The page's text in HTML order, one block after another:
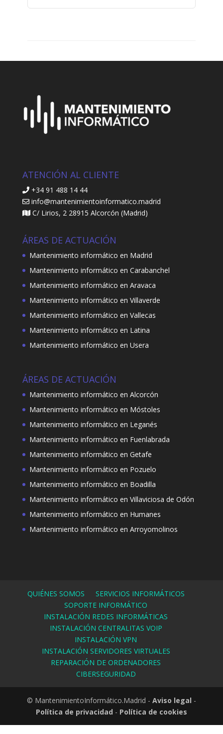
ATENCIÓN AL CLIENTE
+34 91 488 14 44
info@mantenimientoinformatico.madrid
C/ Lirios, 2 28915 Alcorcón (Madrid)
ÁREAS DE ACTUACIÓN
Mantenimiento informático en Madrid
Mantenimiento informático en Carabanchel
Mantenimiento informático en Aravaca
Mantenimiento informático en Villaverde
Mantenimiento informático en Vallecas
Mantenimiento informático en Latina
Mantenimiento informático en Usera
ÁREAS DE ACTUACIÓN
Mantenimiento informático en Alcorcón
Mantenimiento informático en Móstoles
Mantenimiento informático en Leganés
Mantenimiento informático en Fuenlabrada
Mantenimiento informático en Getafe
Mantenimiento informático en Pozuelo
Mantenimiento informático en Boadilla
Mantenimiento informático en Villaviciosa de Odón
Mantenimiento informático en Humanes
Mantenimiento informático en Arroyomolinos
QUIÉNES SOMOS
SERVICIOS INFORMÁTICOS
SOPORTE INFORMÁTICO
INSTALACIÓN REDES INFORMÁTICAS
INSTALACIÓN CENTRALITAS VOIP
INSTALACIÓN VPN
INSTALACIÓN SERVIDORES VIRTUALES
REPARACIÓN DE ORDENADORES
CIBERSEGURIDAD
© MantenimientoInformático.Madrid - Aviso legal -
Política de privacidad - Política de cookies